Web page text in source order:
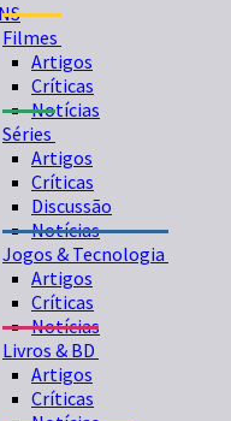
Filmes
Artigos
Críticas
Notícias
Séries
Artigos
Críticas
Discussão
Notícias
Jogos & Tecnologia
Artigos
Críticas
Notícias
Livros & BD
Artigos
Críticas